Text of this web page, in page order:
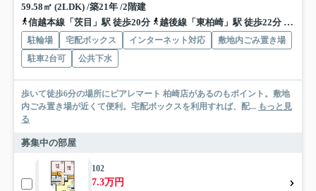
59.58㎡ (2LDK) /築21年 /2階建
信越本線「茨目」駅 徒歩20分
越後線「東柏崎」駅 徒歩22分 信越
駐輪場 宅配ボックス インターネット対応
敷地内ごみ置き場
駐車2台可
公共下水
歩いて徒歩6分の場所にピアレマート 柏崎店があるのもポイント。敷地
内ごみ置き場が近くて便利。宅配ボックスを利用すれば、配... もっと見
る
募集中の部屋
102
7.3万円